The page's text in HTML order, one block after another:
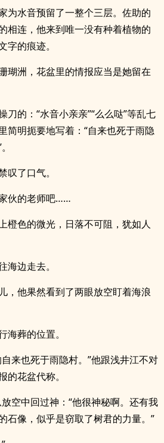
为水音预留了一整个三层。佐助的
相连，他来到唯一没有种着植物的
字的痕迹。
瑚洲，花盆里的情报应当是她留在
刀的：“水音小亲亲”“么么哒”等乱七
简明扼要地写着：“自来也死于雨隐
叹了口气。
伙的老师吧……
橙色的微光，日落不可阻，犹如人
海边走去。
，他果然看到了两眼放空盯着海浪
海葬的位置。
来也死于雨隐村。”他跟浅井江不对
的花盆代称。
空中回过神：“他很神秘啊。还有我
石像，似乎是窃取了树君的力量。”